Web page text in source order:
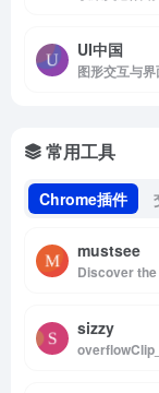
UI中国
常用工具
Chrome插件
mustsee
sizzy